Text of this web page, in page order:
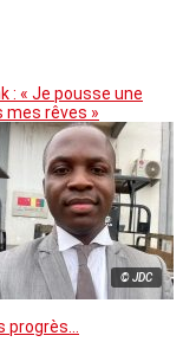
: « Je pousse une
mes rêves »
© JDC